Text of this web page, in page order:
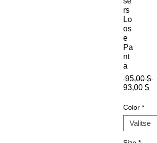
rs
Lo
os
e
Pa
nt
a
95,00 $
93,00 $
Color *